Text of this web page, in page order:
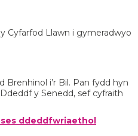
y Cyfarfod Llawn i gymeradwyo
Brenhinol i’r Bil. Pan fydd hyn
y Senedd, sef cyfraith
ddeddfwriaethol